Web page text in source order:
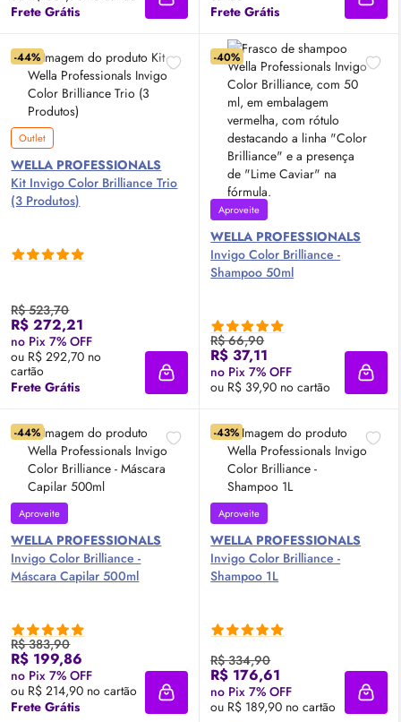
Frete Grátis
Adicionar à sacola
Frete Grátis
-44%
Outlet
WELLA PROFESSIONALS
Kit Invigo Color Brilliance Trio
(3 Produtos)
R$ 523,70
R$ 272,21
no Pix 7% OFF
ou R$ 292,70 no
cartão
Frete Grátis
Adicionar à sacola
-40%
Aproveite
WELLA PROFESSIONALS
Invigo Color Brilliance -
Shampoo 50ml
R$ 66,90
R$ 37,11
no Pix 7% OFF
ou R$ 39,90 no cartão
-44%
Aproveite
WELLA PROFESSIONALS
Invigo Color Brilliance -
Máscara Capilar 500ml
R$ 383,90
R$ 199,86
no Pix 7% OFF
ou R$ 214,90 no cartão
Frete Grátis
Adicionar à sacola
-43%
Aproveite
WELLA PROFESSIONALS
Invigo Color Brilliance -
Shampoo 1L
R$ 334,90
R$ 176,61
no Pix 7% OFF
ou R$ 189,90 no cartão